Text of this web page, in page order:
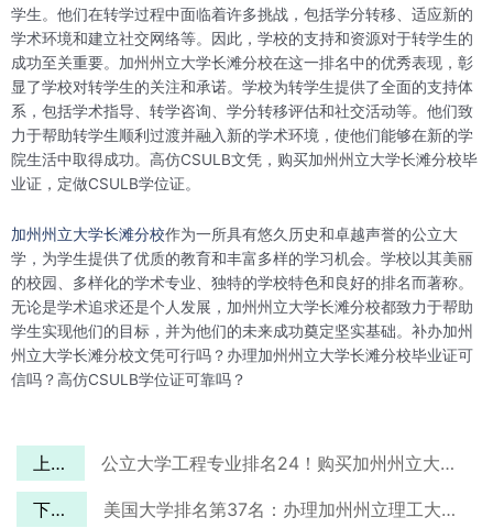
学生。他们在转学过程中面临着许多挑战，包括学分转移、适应新的
学术环境和建立社交网络等。因此，学校的支持和资源对于转学生的
成功至关重要。加州州立大学长滩分校在这一排名中的优秀表现，彰
显了学校对转学生的关注和承诺。学校为转学生提供了全面的支持体
系，包括学术指导、转学咨询、学分转移评估和社交活动等。他们致
力于帮助转学生顺利过渡并融入新的学术环境，使他们能够在新的学
院生活中取得成功。高仿CSULB文凭，购买加州州立大学长滩分校毕
业证，定做CSULB学位证。
加州州立大学长滩分校作为一所具有悠久历史和卓越声誉的公立大
学，为学生提供了优质的教育和丰富多样的学习机会。学校以其美丽
的校园、多样化的学术专业、独特的学校特色和良好的排名而著称。
无论是学术追求还是个人发展，加州州立大学长滩分校都致力于帮助
学生实现他们的目标，并为他们的未来成功奠定坚实基础。补办加州
州立大学长滩分校文凭可行吗？办理加州州立大学长滩分校毕业证可
信吗？高仿CSULB学位证可靠吗？
上一篇 公立大学工程专业排名24！购买加州州立大学圣伯纳迪诺分校毕业证！
下一篇 美国大学排名第37名：办理加州州立理工大学波莫纳分校毕业证！